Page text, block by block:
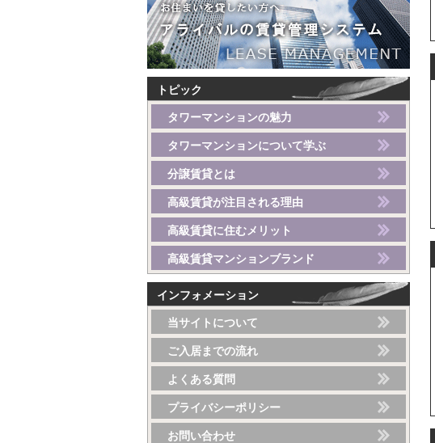
トピック
タワーマンションの魅力
タワーマンションについて学ぶ
分譲賃貸とは
高級賃貸が注目される理由
高級賃貸に住むメリット
高級賃貸マンションブランド
インフォメーション
当サイトについて
ご入居までの流れ
よくある質問
プライバシーポリシー
お問い合わせ